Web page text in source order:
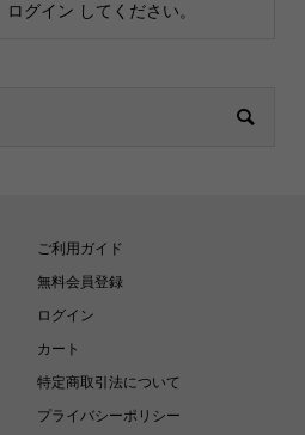
ログイン してください。
ご利用ガイド
無料会員登録
ログイン
カート
特定商取引法について
プライバシーポリシー